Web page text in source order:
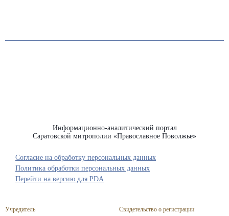
Информационно-аналитический портал
Саратовской митрополии «Православное Поволжье»
Учредитель Свидетельство о регистрации
Согласие на обработку персональных данных
Политика обработки персональных данных
Перейти на версию для PDA